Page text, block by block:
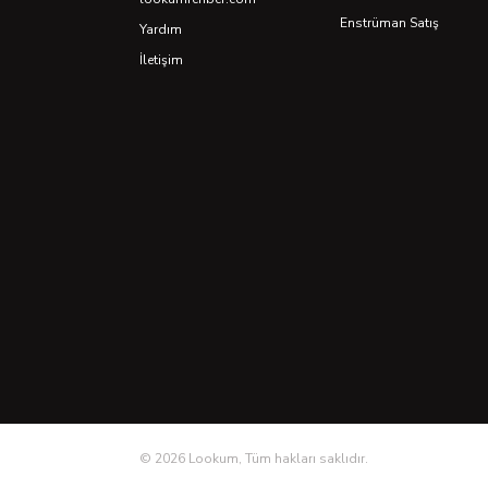
Yardım
İletişim
Enstrüman Satış
© 2026 Lookum, Tüm hakları saklıdır.